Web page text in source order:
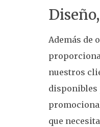
Además de
nuestros
disponibles
que